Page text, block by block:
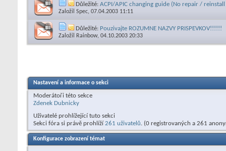
Důležité: ACPI/APIC changing guide (No repair / reinstall
Založil Spec, 07.04.2003 11:11
Důležité: Pouzivajte ROZUMNE NAZVY PRISPEVKOV!!!!!!
Založil Rainbow, 04.10.2003 20:33
Nastavení a informace o sekci
Moderátoři této sekce
Zdenek Dubnicky
Uživatelé prohlížející tuto sekci
Sekci fóra si právě prohlíží261 uživatelů. (0 registrovaných a 261
Konfigurace zobrazení témat